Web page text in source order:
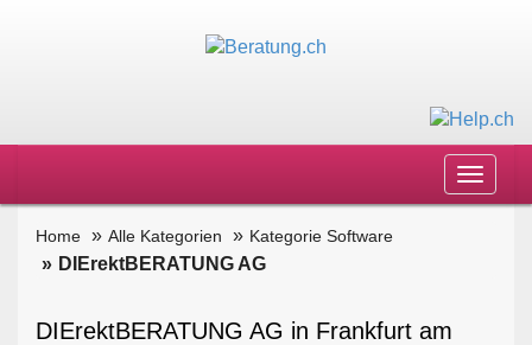
Toggle
Home Alle Kategorien Kategorie Software
DIErektBERATUNG AG
DIErektBERATUNG AG in Frankfurt am